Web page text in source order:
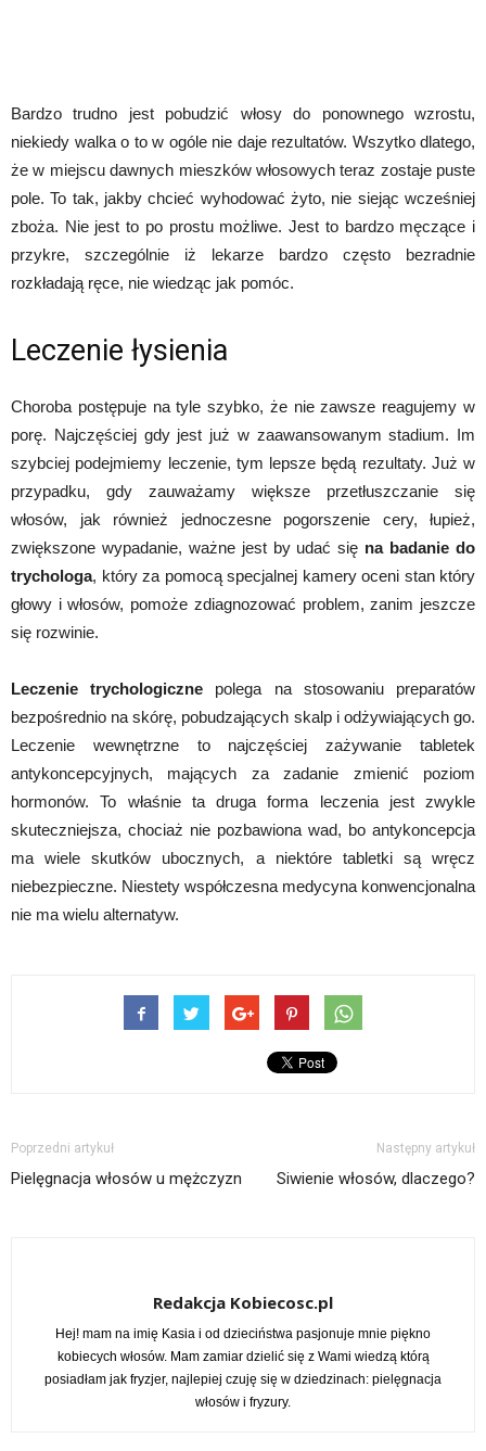
Bardzo trudno jest pobudzić włosy do ponownego wzrostu,
niekiedy walka o to w ogóle nie daje rezultatów. Wszytko dlatego,
że w miejscu dawnych mieszków włosowych teraz zostaje puste
pole. To tak, jakby chcieć wyhodować żyto, nie siejąc wcześniej
zboża. Nie jest to po prostu możliwe. Jest to bardzo męczące i
przykre, szczególnie iż lekarze bardzo często bezradnie
rozkładają ręce, nie wiedząc jak pomóc.
Leczenie łysienia
Choroba postępuje na tyle szybko, że nie zawsze reagujemy w
porę. Najczęściej gdy jest już w zaawansowanym stadium. Im
szybciej podejmiemy leczenie, tym lepsze będą rezultaty. Już w
przypadku, gdy zauważamy większe przetłuszczanie się
włosów, jak również jednoczesne pogorszenie cery, łupież,
zwiększone wypadanie, ważne jest by udać się na badanie do
trychologa, który za pomocą specjalnej kamery oceni stan który
głowy i włosów, pomoże zdiagnozować problem, zanim jeszcze
się rozwinie.
Leczenie trychologiczne polega na stosowaniu preparatów
bezpośrednio na skórę, pobudzających skalp i odżywiających go.
Leczenie wewnętrzne to najczęściej zażywanie tabletek
antykoncepcyjnych, mających za zadanie zmienić poziom
hormonów. To właśnie ta druga forma leczenia jest zwykle
skuteczniejsza, chociaż nie pozbawiona wad, bo antykoncepcja
ma wiele skutków ubocznych, a niektóre tabletki są wręcz
niebezpieczne. Niestety współczesna medycyna konwencjonalna
nie ma wielu alternatyw.
Poprzedni artykuł
Pielęgnacja włosów u mężczyzn
Następny artykuł
Siwienie włosów, dlaczego?
Redakcja Kobiecosc.pl
Hej! mam na imię Kasia i od dzieciństwa pasjonuje mnie piękno
kobiecych włosów. Mam zamiar dzielić się z Wami wiedzą którą
posiadłam jak fryzjer, najlepiej czuję się w dziedzinach: pielęgnacja
włosów i fryzury.